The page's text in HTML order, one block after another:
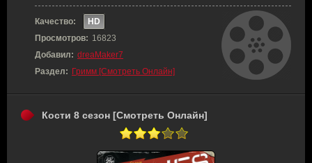
Качество:
HD
Просмотров: 16823
Добавил: dreaMaker7
Раздел: Гримм [Смотреть Онлайн]
Кости 8 сезон [Смотреть Онлайн]